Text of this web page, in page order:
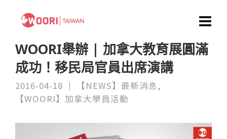
WOORI舉辦 | 加拿大教育展圓滿
成功！移民局官員出席演講
2016-04-18 【NEWS】最新消息,
【WOORI】加拿大學員活動